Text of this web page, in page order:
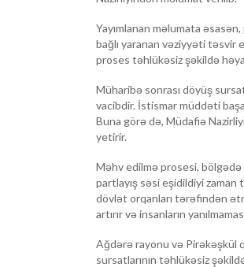
Yayımlanan məlumata
bağlı yaranan vəziyyəti təsvir
proses təhlükəsiz şəkildə
Müharibə sonrası döyüş
vacibdir. İstismar müddəti
Buna görə də, Müdafiə
yetirir.
Məhv edilmə prosesi, bölgədə
partlayış səsi eşidildiyi zaman
dövlət orqanları tərəfindən
artırır və insanların
Ağdərə rayonu və Pirəkəşkül
sursatlarının təhlükəsiz